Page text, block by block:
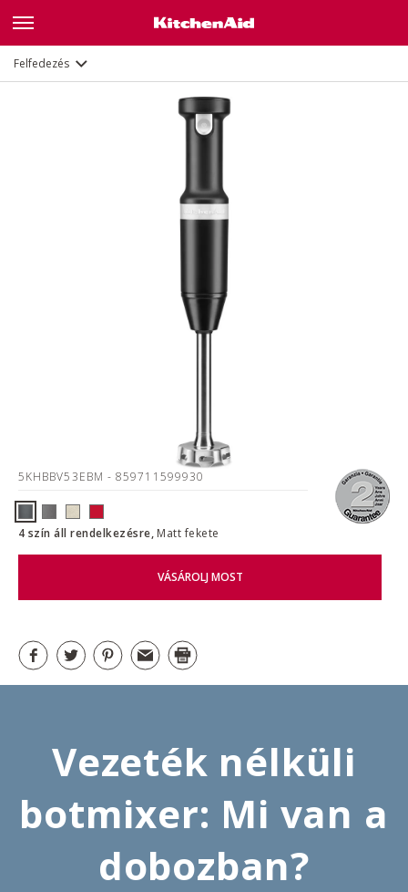
Felfedezés
5KHBBV53EBM - 859711599930
4 szín áll rendelkezésre, Matt fekete
VÁSÁROLJ MOST
Vezeték nélküli
botmixer: Mi van a
dobozban?